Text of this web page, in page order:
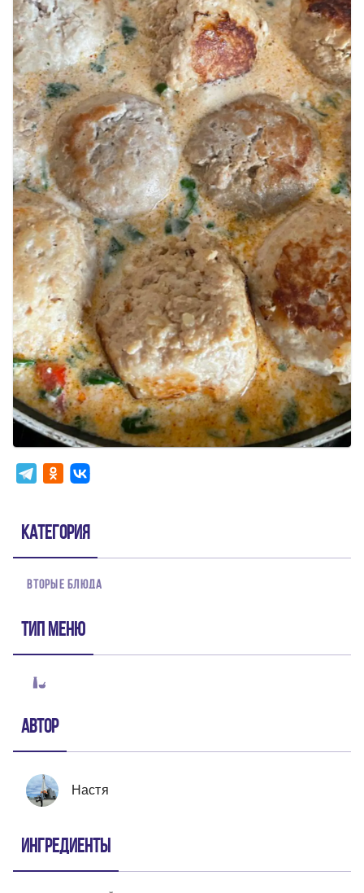
Категория
ВТОРЫЕ БЛЮДА
Тип меню
Автор
Настя
Ингредиенты